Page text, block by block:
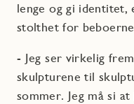
lenge og gi identitet,
stolthet for
- Jeg ser virkelig
skulpturene til
sommer. Jeg må si